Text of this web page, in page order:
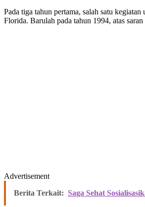
Pada tiga tahun pertama, salah satu
Florida. Barulah pada tahun 1994, atas
Advertisement
Berita Terkait: Saga Sehat